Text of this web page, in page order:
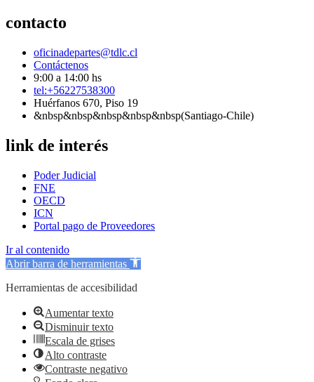
contacto
oficinadepartes@tdlc.cl
Contáctenos
9:00 a 14:00 hs
tel:+56227538300
Huérfanos 670, Piso 19
&nbsp&nbsp&nbsp&nbsp&nbsp(Santiago-Chile)
link de interés
Poder Judicial
FNE
OECD
ICN
Portal pago de Proveedores
Ir al contenido
Abrir barra de herramientas
Herramientas de accesibilidad
Aumentar texto
Disminuir texto
Escala de grises
Alto contraste
Contraste negativo